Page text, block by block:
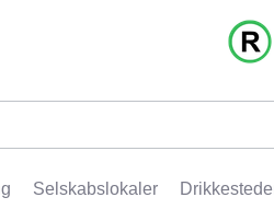
Selskabslokaler